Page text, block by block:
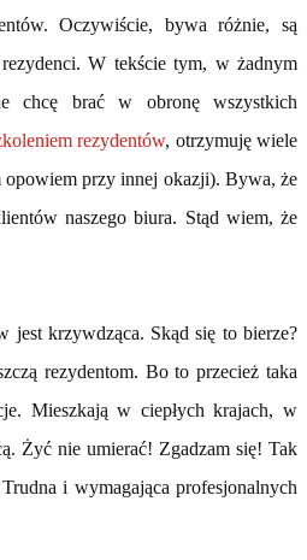
Oczywiście, bywa różnie, są
W tekście tym, w żadnym
chcę brać w obronę wszystkich
rezydentów, otrzymuję wiele
opowiem przy innej okazji). Bywa, że
naszego biura. Stąd wiem, że
jest krzywdząca. Skąd się to bierze?
rezydentom. Bo to przecież taka
Mieszkają w ciepłych krajach, w
Żyć nie umierać! Zgadzam się! Tak
i wymagająca profesjonalnych